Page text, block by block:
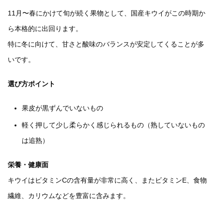
11月〜春にかけて旬が続く果物として、国産キウイがこの時期か
ら本格的に出回ります。
特に冬に向けて、甘さと酸味のバランスが安定してくることが多
いです。
選び方ポイント
果皮が黒ずんでいないもの
軽く押して少し柔らかく感じられるもの（熟していないもの
は追熟）
栄養・健康面
キウイはビタミンCの含有量が非常に高く、またビタミンE、食物
繊維、カリウムなどを豊富に含みます。